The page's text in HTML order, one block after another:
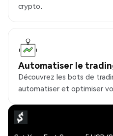
crypto.
Automatiser le
Découvrez les bots de
automatiser et optimiser